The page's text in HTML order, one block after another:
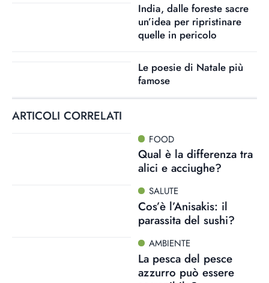
India, dalle foreste sacre
un’idea per ripristinare
quelle in pericolo
Le poesie di Natale più
famose
ARTICOLI CORRELATI
FOOD
Qual è la differenza tra
alici e acciughe?
SALUTE
Cos’è l’Anisakis: il
parassita del sushi?
AMBIENTE
La pesca del pesce
azzurro può essere